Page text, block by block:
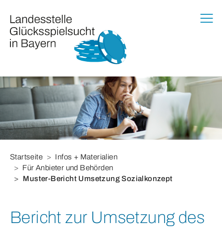
Startseite
Infos + Materialien
Für Anbieter und Behörden
Muster-Bericht Umsetzung Sozialkonzept
Bericht zur Umsetzung des